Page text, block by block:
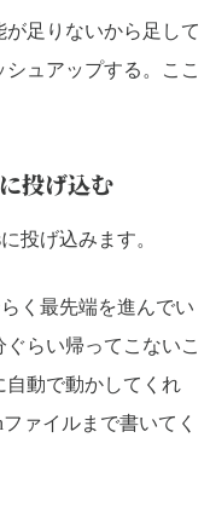
が足りないから足して
ュアップする。ここ
投げ込む
投げ込みます。
く最先端を進んでい
らい帰ってこないこ
自動で動かしてくれ
ァイルまで書いてく